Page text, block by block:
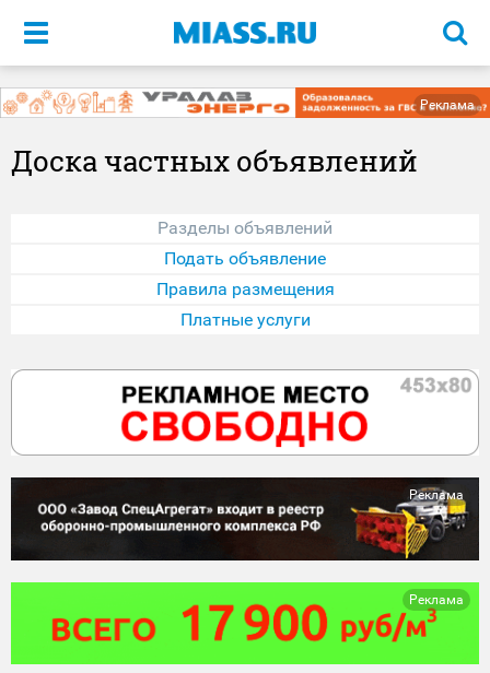
Меню
Реклама
Доска частных объявлений
Разделы объявлений
Подать объявление
Правила размещения
Платные услуги
Реклама
Реклама